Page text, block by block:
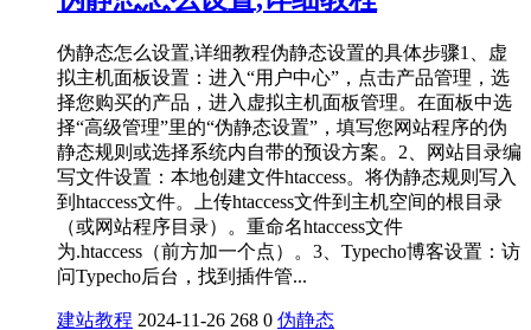
伪静态怎么设置,详细教程伪静态设置的具体步骤1、虚
拟主机面板设置：进入“用户中心”，点击产品管理，选
择您购买的产品，进入虚拟主机面板管理。在面板中选
择“高级管理”里的“伪静态设置”，填写您网站程序的伪
静态规则或选择系统内自带的预设方案。2、网站目录编
写文件设置：本地创建文件htaccess。将伪静态规则写入
到htaccess文件。上传htaccess文件到主机空间的根目录
（或网站程序目录）。重命名htaccess文件
为.htaccess（前方加一个点）。3、Typecho博客设置：访
问Typecho后台，找到插件管...
建站教程 2024-11-26 268 0 伪静态